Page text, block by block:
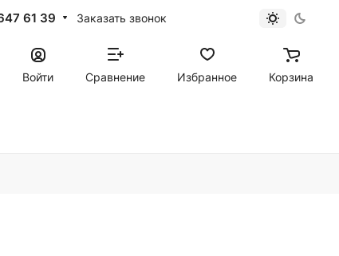
61 39 Заказать звонок
Войти
Сравнение Избранное Корзина